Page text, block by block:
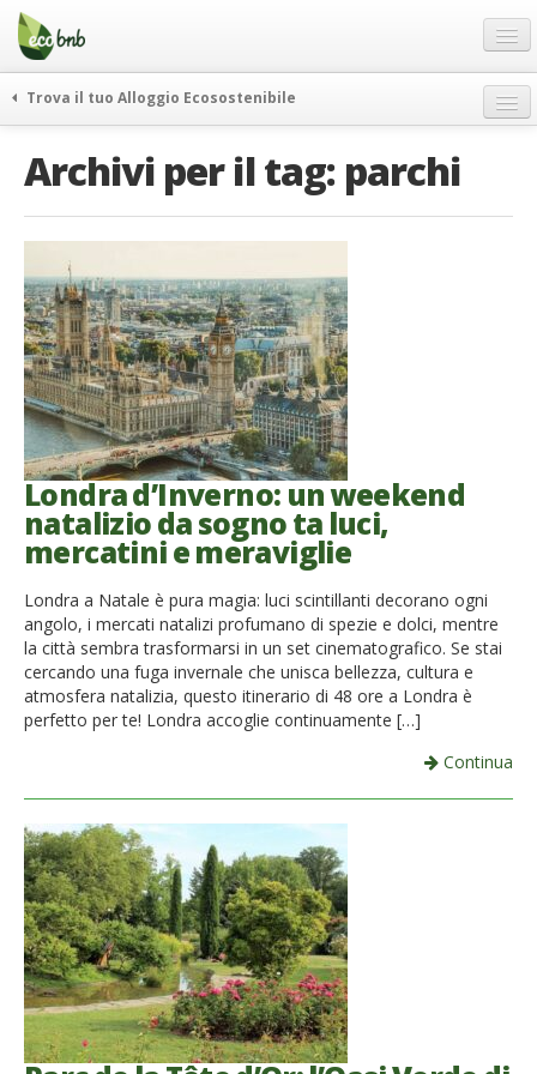
Menu
Salta
contenuto
Offerte Speciali
Regali
FAQ
Partner
Contatti
Italiano
German
English
Spanish
French
Italiano
Trova il tuo Alloggio Ecosostenibile
itinerari
vivere e viaggiare verde
news ed eventi
ecohotel
rassegna stampa
Archivi per il tag: parchi
Londra d’Inverno: un weekend
natalizio da sogno ta luci,
mercatini e meraviglie
Londra a Natale è pura magia: luci scintillanti decorano ogni
angolo, i mercati natalizi profumano di spezie e dolci, mentre
la città sembra trasformarsi in un set cinematografico. Se stai
cercando una fuga invernale che unisca bellezza, cultura e
atmosfera natalizia, questo itinerario di 48 ore a Londra è
perfetto per te! Londra accoglie continuamente […]
Continua